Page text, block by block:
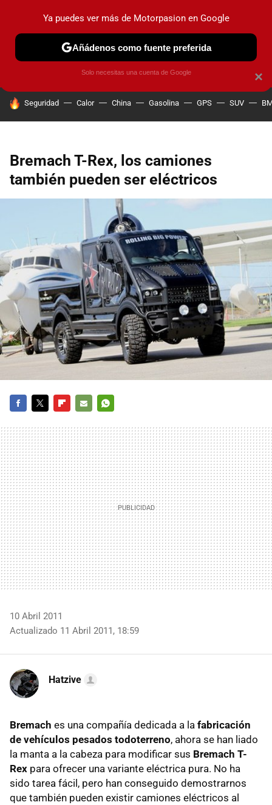
PRUEBAS COCHES ELÉCTRICOS OBSERVATORIO
HOY SE HABLA DE
Seguridad Calor China Gasolina GPS SUV
Bremach T-Rex, los camiones
también pueden ser eléctricos
MAIL
10 Abril 2011
Actualizado 11 Abril 2011, 18:59
Hatzive
Bremach es una compañía dedicada a la fabricación
de vehículos pesados todoterreno, ahora se han liado
la manta a la cabeza para modificar sus Bremach T-
Rex para ofrecer una variante eléctrica pura. No ha
sido tarea fácil, pero han conseguido demostrarnos
que también pueden existir camiones eléctricos al
×
Ya puedes ver más de Motorpasion en Google
Añádenos como fuente preferida
Solo necesitas una cuenta de Google